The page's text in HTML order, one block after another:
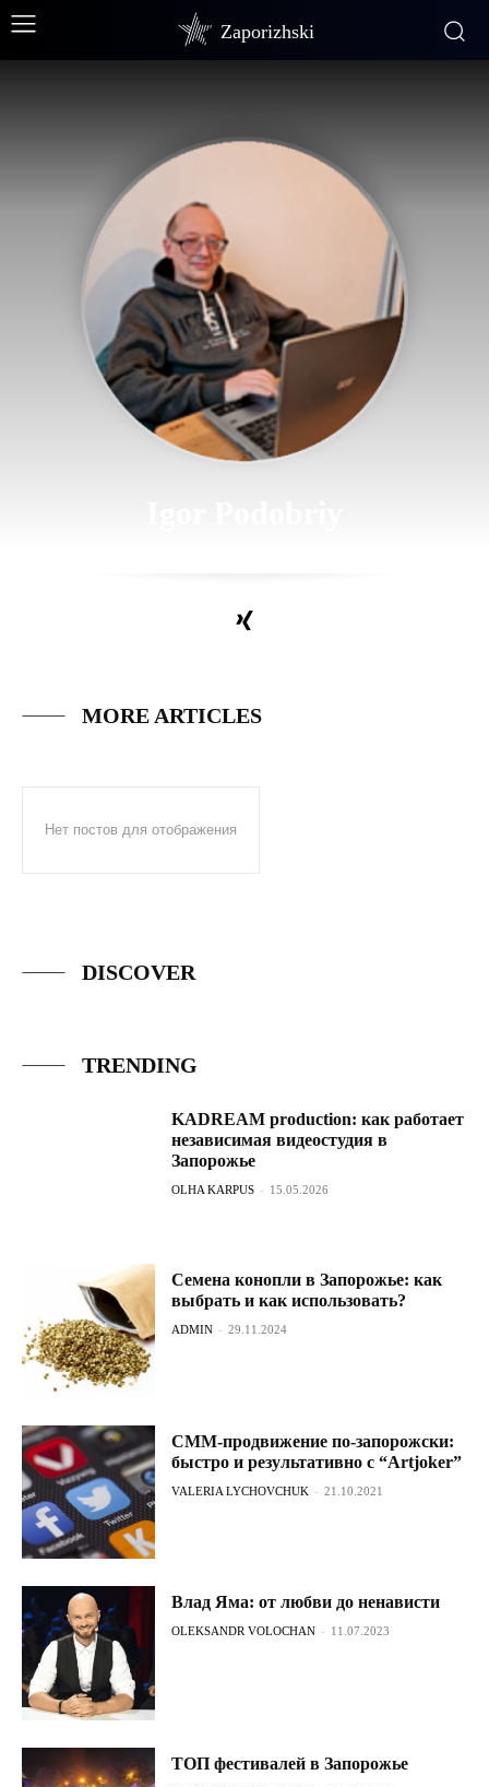
Zaporizhski
MORE ARTICLES
Нет постов для отображения
DISCOVER
TRENDING
KADREAM production: как работает
независимая видеостудия в
Запорожье
OLHA KARPUS - 15.05.2026
Семена конопли в Запорожье: как
выбрать и как использовать?
ADMIN - 29.11.2024
СММ-продвижение по-запорожски:
быстро и результативно с “Artjoker”
VALERIA LYCHOVCHUK - 21.10.2021
Влад Яма: от любви до ненависти
OLEKSANDR VOLOCHAN - 11.07.2023
ТОП фестивалей в Запорожье